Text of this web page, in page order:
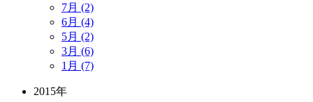
7月 (2)
6月 (4)
5月 (2)
3月 (6)
1月 (7)
2015年